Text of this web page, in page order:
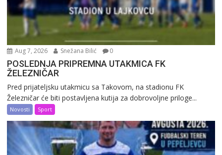
Aug 7, 2026 Snežana Bilić 0
POSLEDNJA PRIPREMNA UTAKMICA FK
ŽELEZNIČAR
Pred prijateljsku utakmicu sa Takovom, na stadionu FK
Železničar će biti postavljena kutija za dobrovoljne priloge...
Novosti Sport